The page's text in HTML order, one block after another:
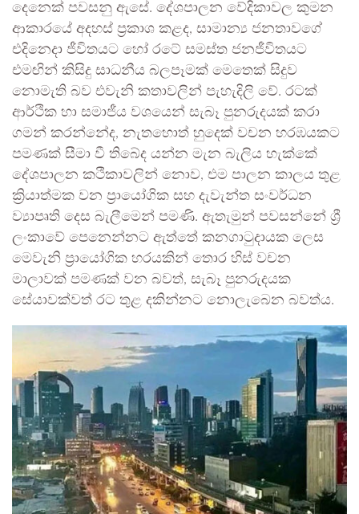
දෙනෙක් පවසනු ඇසේ. දේශපාලන වේදිකාවල කුමන
ආකාරයේ අදහස් ප්‍රකාශ කළද, සාමාන්‍ය ජනතාවගේ
එදිනෙදා ජීවිතයට හෝ රටේ සමස්ත ජනජීවිතයට
එමඟින් කිසිදු සාධනීය බලපෑමක් මෙතෙක් සිදුව
නොමැති බව එවැනි කතාවලින් පැහැදිලි වේ. රටක්
ආර්ථික හා සමාජීය වශයෙන් සැබෑ පුනරුදයක් කරා
ගමන් කරන්නේද, නැතහොත් හුදෙක් වචන හරඹයකට
පමණක් සීමා වී තිබේද යන්න මැන බැලිය හැක්කේ
දේශපාලන කථිකාවලින් නොව, එම පාලන කාලය තුළ
ක්‍රියාත්මක වන ප්‍රායෝගික සහ දැවැන්ත සංවර්ධන
ව්‍යාපෘති දෙස බැලීමෙන් පමණි. ඇතැමුන් පවසන්නේ ශ්‍රී
ලංකාවේ පෙනෙන්නට ඇත්තේ කනගාටුදායක ලෙස
මෙවැනි ප්‍රායෝගික හරයකින් තොර හිස් වචන
මාලාවක් පමණක් වන බවත්, සැබෑ පුනරුදයක
සේයාවක්වත් රට තුළ දකින්නට නොලැබෙන බවත්ය.